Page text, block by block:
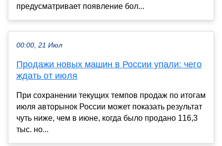
предусматривает появление бол...
00:00, 21 Июл
Продажи новых машин в России упали: чего
ждать от июля
При сохранении текущих темпов продаж по итогам
июля авторынок России может показать результат
чуть ниже, чем в июне, когда было продано 116,3
тыс. но...